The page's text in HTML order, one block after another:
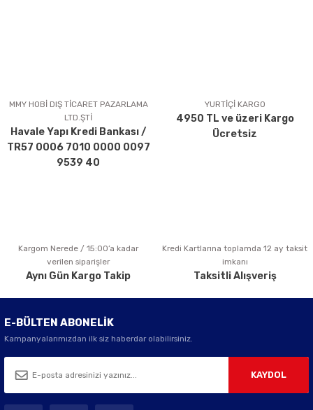
Ürün açıklamasında eksik bilgiler bulunuyor.
Ürün bilgilerinde hatalar bulunuyor.
Ürün fiyatı diğer sitelerden daha pahalı.
Bu ürüne benzer farklı alternatifler olmalı.
Gönder
MMY HOBİ DIŞ TİCARET PAZARLAMA
LTD.ŞTİ
Havale Yapı Kredi Bankası /
TR57 0006 7010 0000 0097
9539 40
YURTİÇİ KARGO
4950 TL ve üzeri Kargo
Ücretsiz
Kargom Nerede / 15:00’a kadar
verilen siparişler
Aynı Gün Kargo Takip
Kredi Kartlarına toplamda 12 ay taksit
imkanı
Taksitli Alışveriş
E-BÜLTEN ABONELİK
Kampanyalarımızdan ilk siz haberdar olabilirsiniz.
KAYDOL